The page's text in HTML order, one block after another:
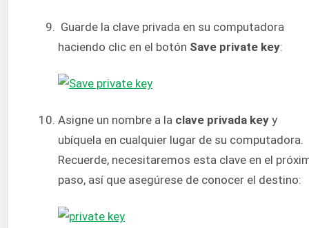
Guarde la clave privada en su computadora
haciendo clic en el botón Save private key:
Asigne un nombre a la clave privada key y
ubíquela en cualquier lugar de su computadora.
Recuerde, necesitaremos esta clave en el
paso, así que asegúrese de conocer el destino: